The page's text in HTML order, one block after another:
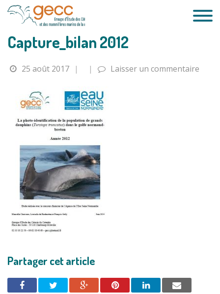
Passer
Capture_bilan 2012
25 août 2017 | | Laisser un commentaire
Partager cet article